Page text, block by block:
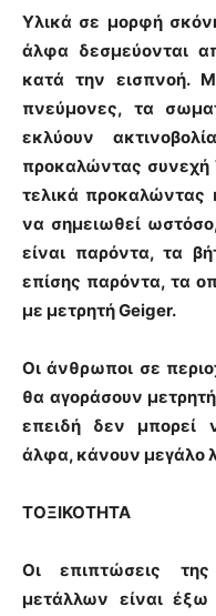
Υλικά σε μορφή
άλφα δεσμεύονται
κατά την εισπνοή.
πνεύμονες, τα
εκλύουν
προκαλώντας συνεχή
τελικά προκαλώντας
να σημειωθεί
είναι παρόντα, τα
επίσης παρόντα, τα
με μετρητή Geiger.
Οι άνθρωποι σε
θα αγοράσουν
επειδή δεν μπορεί
άλφα, κάνουν μεγάλο
ΤΟΞΙΚΟΤΗΤΑ
Οι επιπτώσεις
μετάλλων είναι